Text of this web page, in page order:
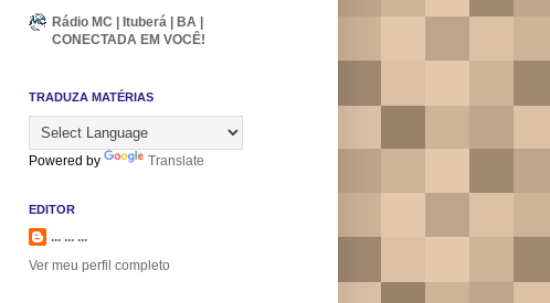
Rádio MC | Ituberá | BA |
CONECTADA EM VOCÊ!
TRADUZA MATÉRIAS
Powered by Translate
EDITOR
... ... ...
Ver meu perfil completo